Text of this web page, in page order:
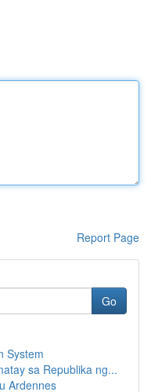
Report Page
Go
System
sa Republika ng...
Ardennes